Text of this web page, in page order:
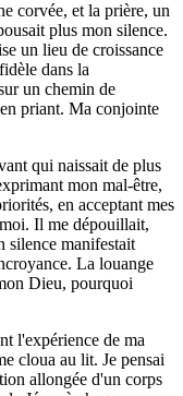
corvée, et la prière, un
plus mon silence.
un lieu de croissance
dans la
un chemin de
priant. Ma conjointe
qui naissait de plus
mon mal-être,
en acceptant mes
Il me dépouillait,
silence manifestait
La louange
Dieu, pourquoi
l'expérience de ma
cloua au lit. Je pensai
allongée d'un corps